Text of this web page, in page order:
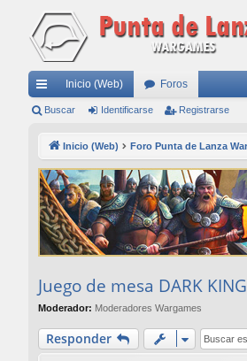
nl
rá
pi
do
Inicio (Web) Foros
Buscar Identificarse Registrarse
Inicio (Web) Foro Punta de Lanza
Juego de mesa DARK
Moderador: Moderadores Wargames
Responder